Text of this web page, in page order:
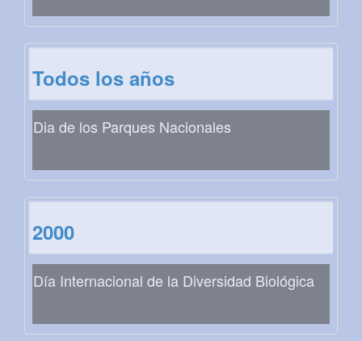
Todos los años
Dia de los Parques Nacionales
2000
Día Internacional de la Diversidad Biológica